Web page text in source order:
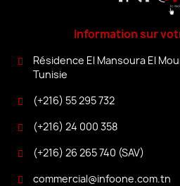
Information sur
Résidence El Mansoura El
Tunisie
(+216) 55 295 732
(+216) 24 000 358
(+216) 26 265 740 (SAV)
commercial@infoone.com.tn